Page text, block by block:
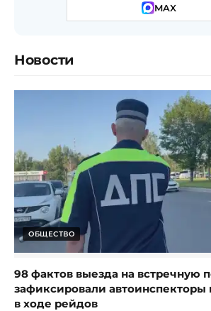
MAX
Новости
ОБЩЕСТВО
98 фактов выезда на встречную
зафиксировали
в ходе рейдов